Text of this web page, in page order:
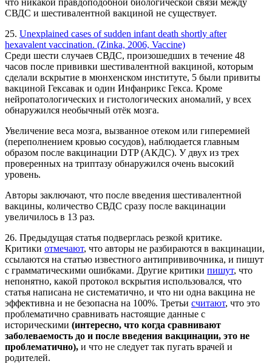
что никакой правдоподобной биологической связи между
СВДС и шестивалентной вакциной не существует.
25. Unexplained cases of sudden infant death shortly after
hexavalent vaccination. (Zinka, 2006, Vaccine)
Среди шести случаев СВДС, произошедших в течение 48
часов после прививки шестивалентной вакциной, которым
сделали вскрытие в мюнхенском институте, 5 были привиты
вакциной Гексавак и один Инфанрикс Гекса. Кроме
нейропатологических и гистологических аномалий, у всех
обнаружился необычный отёк мозга.
Увеличение веса мозга, вызванное отеком или гиперемией
(переполнением кровью сосудов), наблюдается главным
образом после вакцинации DTP (АКДС). У двух из трех
проверенных на триптазу обнаружился очень высокий
уровень.
Авторы заключают, что после введения шестивалентной
вакцины, количество СВДС сразу после вакцинации
увеличилось в 13 раз.
26. Предыдущая статья подверглась резкой критике.
Критики отмечают, что авторы не разбираются в вакцинации,
ссылаются на статью известного антипрививочника, и пишут
с грамматическими ошибками. Другие критики пишут, что
непонятно, какой протокол вскрытия использовался, что
статья написана не систематично, и что ни одна вакцина не
эффективна и не безопасна на 100%. Третьи считают, что это
проблематично сравнивать настоящие данные с
историческими (интересно, что когда сравнивают
заболеваемость до и после введения вакцинации, это не
проблематично), и что не следует так пугать врачей и
родителей.